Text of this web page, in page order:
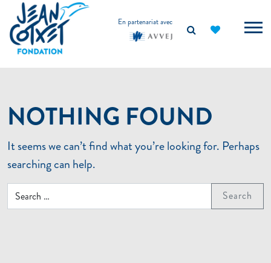
principal
En partenariat avec
NOTHING FOUND
It seems we can’t find what you’re looking for. Perhaps
searching can help.
Search